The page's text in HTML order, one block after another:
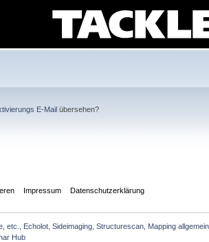
E-Mail übersehen?
Impressum Datenschutzerklärung
Echolot, Sideimaging, Structurescan, Mapping
Hub